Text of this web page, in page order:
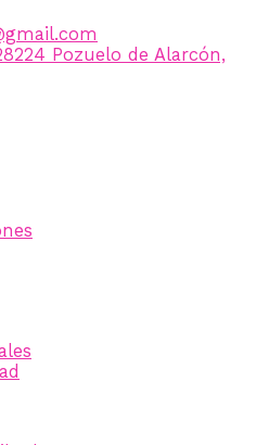
Pozuelo de Alarcón,